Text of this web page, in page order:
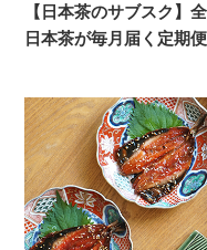
【日本茶のサブスク】
日本茶が毎月届く定期